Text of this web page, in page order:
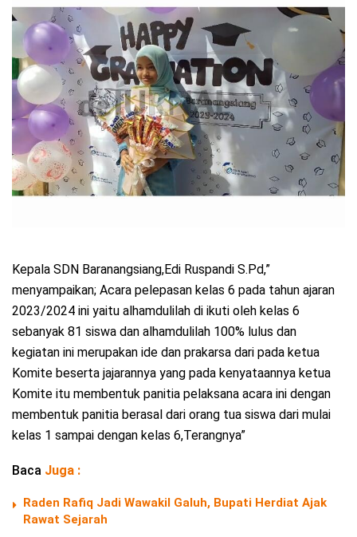
Kepala SDN Baranangsiang,Edi Ruspandi S.Pd,”
menyampaikan; Acara pelepasan kelas 6 pada tahun ajaran
2023/2024 ini yaitu alhamdulilah di ikuti oleh kelas 6
sebanyak 81 siswa dan alhamdulilah 100% lulus dan
kegiatan ini merupakan ide dan prakarsa dari pada ketua
Komite beserta jajarannya yang pada kenyataannya ketua
Komite itu membentuk panitia pelaksana acara ini dengan
membentuk panitia berasal dari orang tua siswa dari mulai
kelas 1 sampai dengan kelas 6,Terangnya”
Baca Juga :
Raden Rafiq Jadi Wawakil Galuh, Bupati Herdiat Ajak
Rawat Sejarah